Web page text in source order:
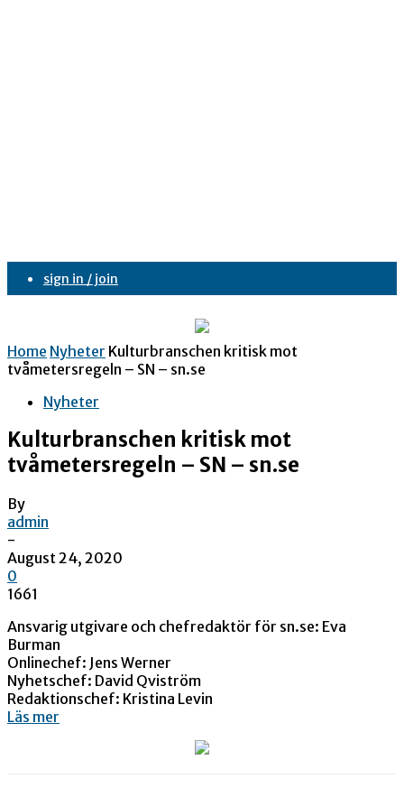
sign in / join
Home Nyheter Kulturbranschen kritisk mot
tvåmetersregeln – SN – sn.se
Nyheter
Kulturbranschen kritisk mot
tvåmetersregeln – SN – sn.se
By
admin
-
August 24, 2020
0
1661
Ansvarig utgivare och chefredaktör för sn.se: Eva
Burman
Onlinechef: Jens Werner
Nyhetschef: David Qviström
Redaktionschef: Kristina Levin
Läs mer